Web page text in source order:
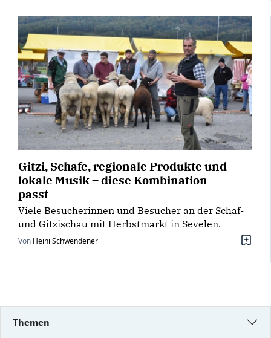
Gitzi, Schafe, regionale Produkte und
lokale Musik – diese Kombination
passt
Viele Besucherinnen und Besucher an der Schaf-
und Gitzischau mit Herbstmarkt in Sevelen.
Von Heini Schwendener
Themen